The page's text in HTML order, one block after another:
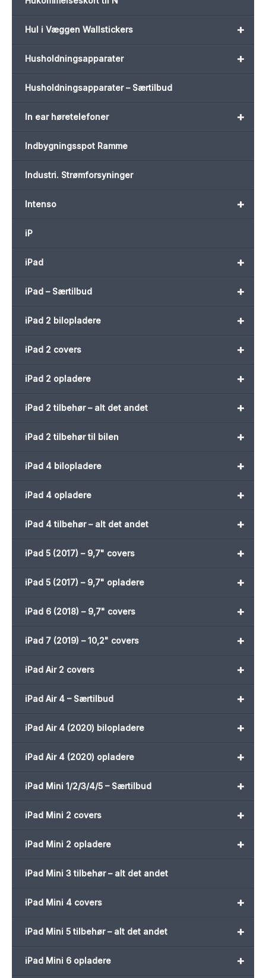
+
Hul i Væggen Wallstickers
+
Husholdningsapparater
Husholdningsapparater – Særtilbud
+
In ear høretelefoner
Indbygningsspot Ramme
Industri. Strømforsyninger
+
Intenso
iP
+
iPad
+
iPad – Særtilbud
+
iPad 2 bilopladere
+
iPad 2 covers
+
iPad 2 opladere
+
iPad 2 tilbehør – alt det andet
+
iPad 2 tilbehør til bilen
+
iPad 4 bilopladere
+
iPad 4 opladere
+
iPad 4 tilbehør – alt det andet
+
iPad 5 (2017) – 9,7" covers
+
iPad 5 (2017) – 9,7" opladere
+
iPad 6 (2018) – 9,7" covers
+
iPad 7 (2019) – 10,2" covers
+
iPad Air 2 covers
+
iPad Air 4 – Særtilbud
+
iPad Air 4 (2020) bilopladere
+
iPad Air 4 (2020) opladere
+
iPad Mini 1/2/3/4/5 – Særtilbud
+
iPad Mini 2 covers
+
iPad Mini 2 opladere
iPad Mini 3 tilbehør – alt det andet
+
iPad Mini 4 covers
+
iPad Mini 5 tilbehør – alt det andet
+
iPad Mini 6 opladere